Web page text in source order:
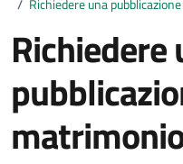
/ Richiedere una
Richiedere